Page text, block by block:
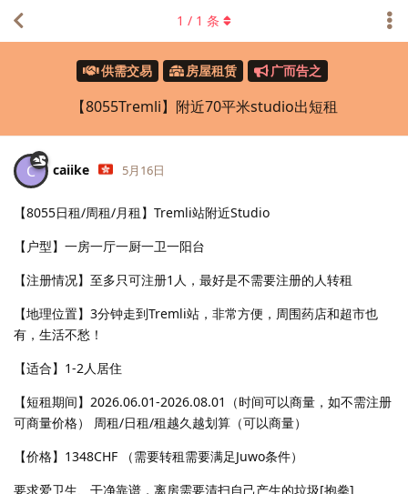
供需交易 房屋租赁 广而告之
【8055Tremli】附近70平米studio出短租
1 / 1 条
C caiike 5月16日
【8055日租/周租/月租】Tremli站附近Studio
【户型】一房一厅一厨一卫一阳台
【注册情况】至多只可注册1人，最好是不需要注册的人转租
【地理位置】3分钟走到Tremli站，非常方便，周围药店和超市也
有，生活不愁！
【适合】1-2人居住
【短租期间】2026.06.01-2026.08.01（时间可以商量，如不需注册
可商量价格） 周租/日租/租越久越划算（可以商量）
【价格】1348CHF （需要转租需要满足Juwo条件）
要求爱卫生、干净靠谱，离房需要清扫自己产生的垃圾[抱拳]